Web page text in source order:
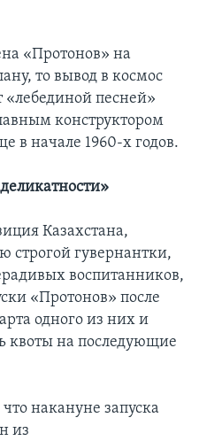
«Протонов» на
то вывод в космос
«лебединой песней»
конструктором
в начале 1960-х годов.
Казахстана,
строгой гувернантки,
воспитанников,
«Протонов» после
одного из них и
квоты на последующие
накануне запуска
из